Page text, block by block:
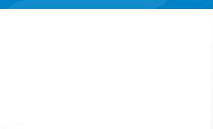
della